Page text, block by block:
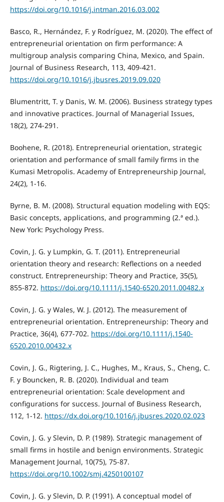
https://doi.org/10.1016/j.intman.2016.03.002
Basco, R., Hernández, F. y Rodríguez, M. (2020). The effect of
entrepreneurial orientation on firm performance: A
multigroup analysis comparing China, Mexico, and Spain.
Journal of Business Research, 113, 409-421.
https://doi.org/10.1016/j.jbusres.2019.09.020
Blumentritt, T. y Danis, W. M. (2006). Business strategy types
and innovative practices. Journal of Managerial Issues,
18(2), 274-291.
Boohene, R. (2018). Entrepreneurial orientation, strategic
orientation and performance of small family firms in the
Kumasi Metropolis. Academy of Entrepreneurship Journal,
24(2), 1-16.
Byrne, B. M. (2008). Structural equation modeling with EQS:
Basic concepts, applications, and programming (2.ª ed.).
New York: Psychology Press.
Covin, J. G. y Lumpkin, G. T. (2011). Entrepreneurial
orientation theory and research: Reflections on a needed
construct. Entrepreneurship: Theory and Practice, 35(5),
855-872. https://doi.org/10.1111/j.1540-6520.2011.00482.x
Covin, J. G. y Wales, W. J. (2012). The measurement of
entrepreneurial orientation. Entrepreneurship: Theory and
Practice, 36(4), 677-702. https://doi.org/10.1111/j.1540-
6520.2010.00432.x
Covin, J. G., Rigtering, J. C., Hughes, M., Kraus, S., Cheng, C.
F. y Bouncken, R. B. (2020). Individual and team
entrepreneurial orientation: Scale development and
configurations for success. Journal of Business Research,
112, 1-12. https://dx.doi.org/10.1016/j.jbusres.2020.02.023
Covin, J. G. y Slevin, D. P. (1989). Strategic management of
small firms in hostile and benign environments. Strategic
Management Journal, 10(75), 75-87.
https://doi.org/10.1002/smj.4250100107
Covin, J. G. y Slevin, D. P. (1991). A conceptual model of